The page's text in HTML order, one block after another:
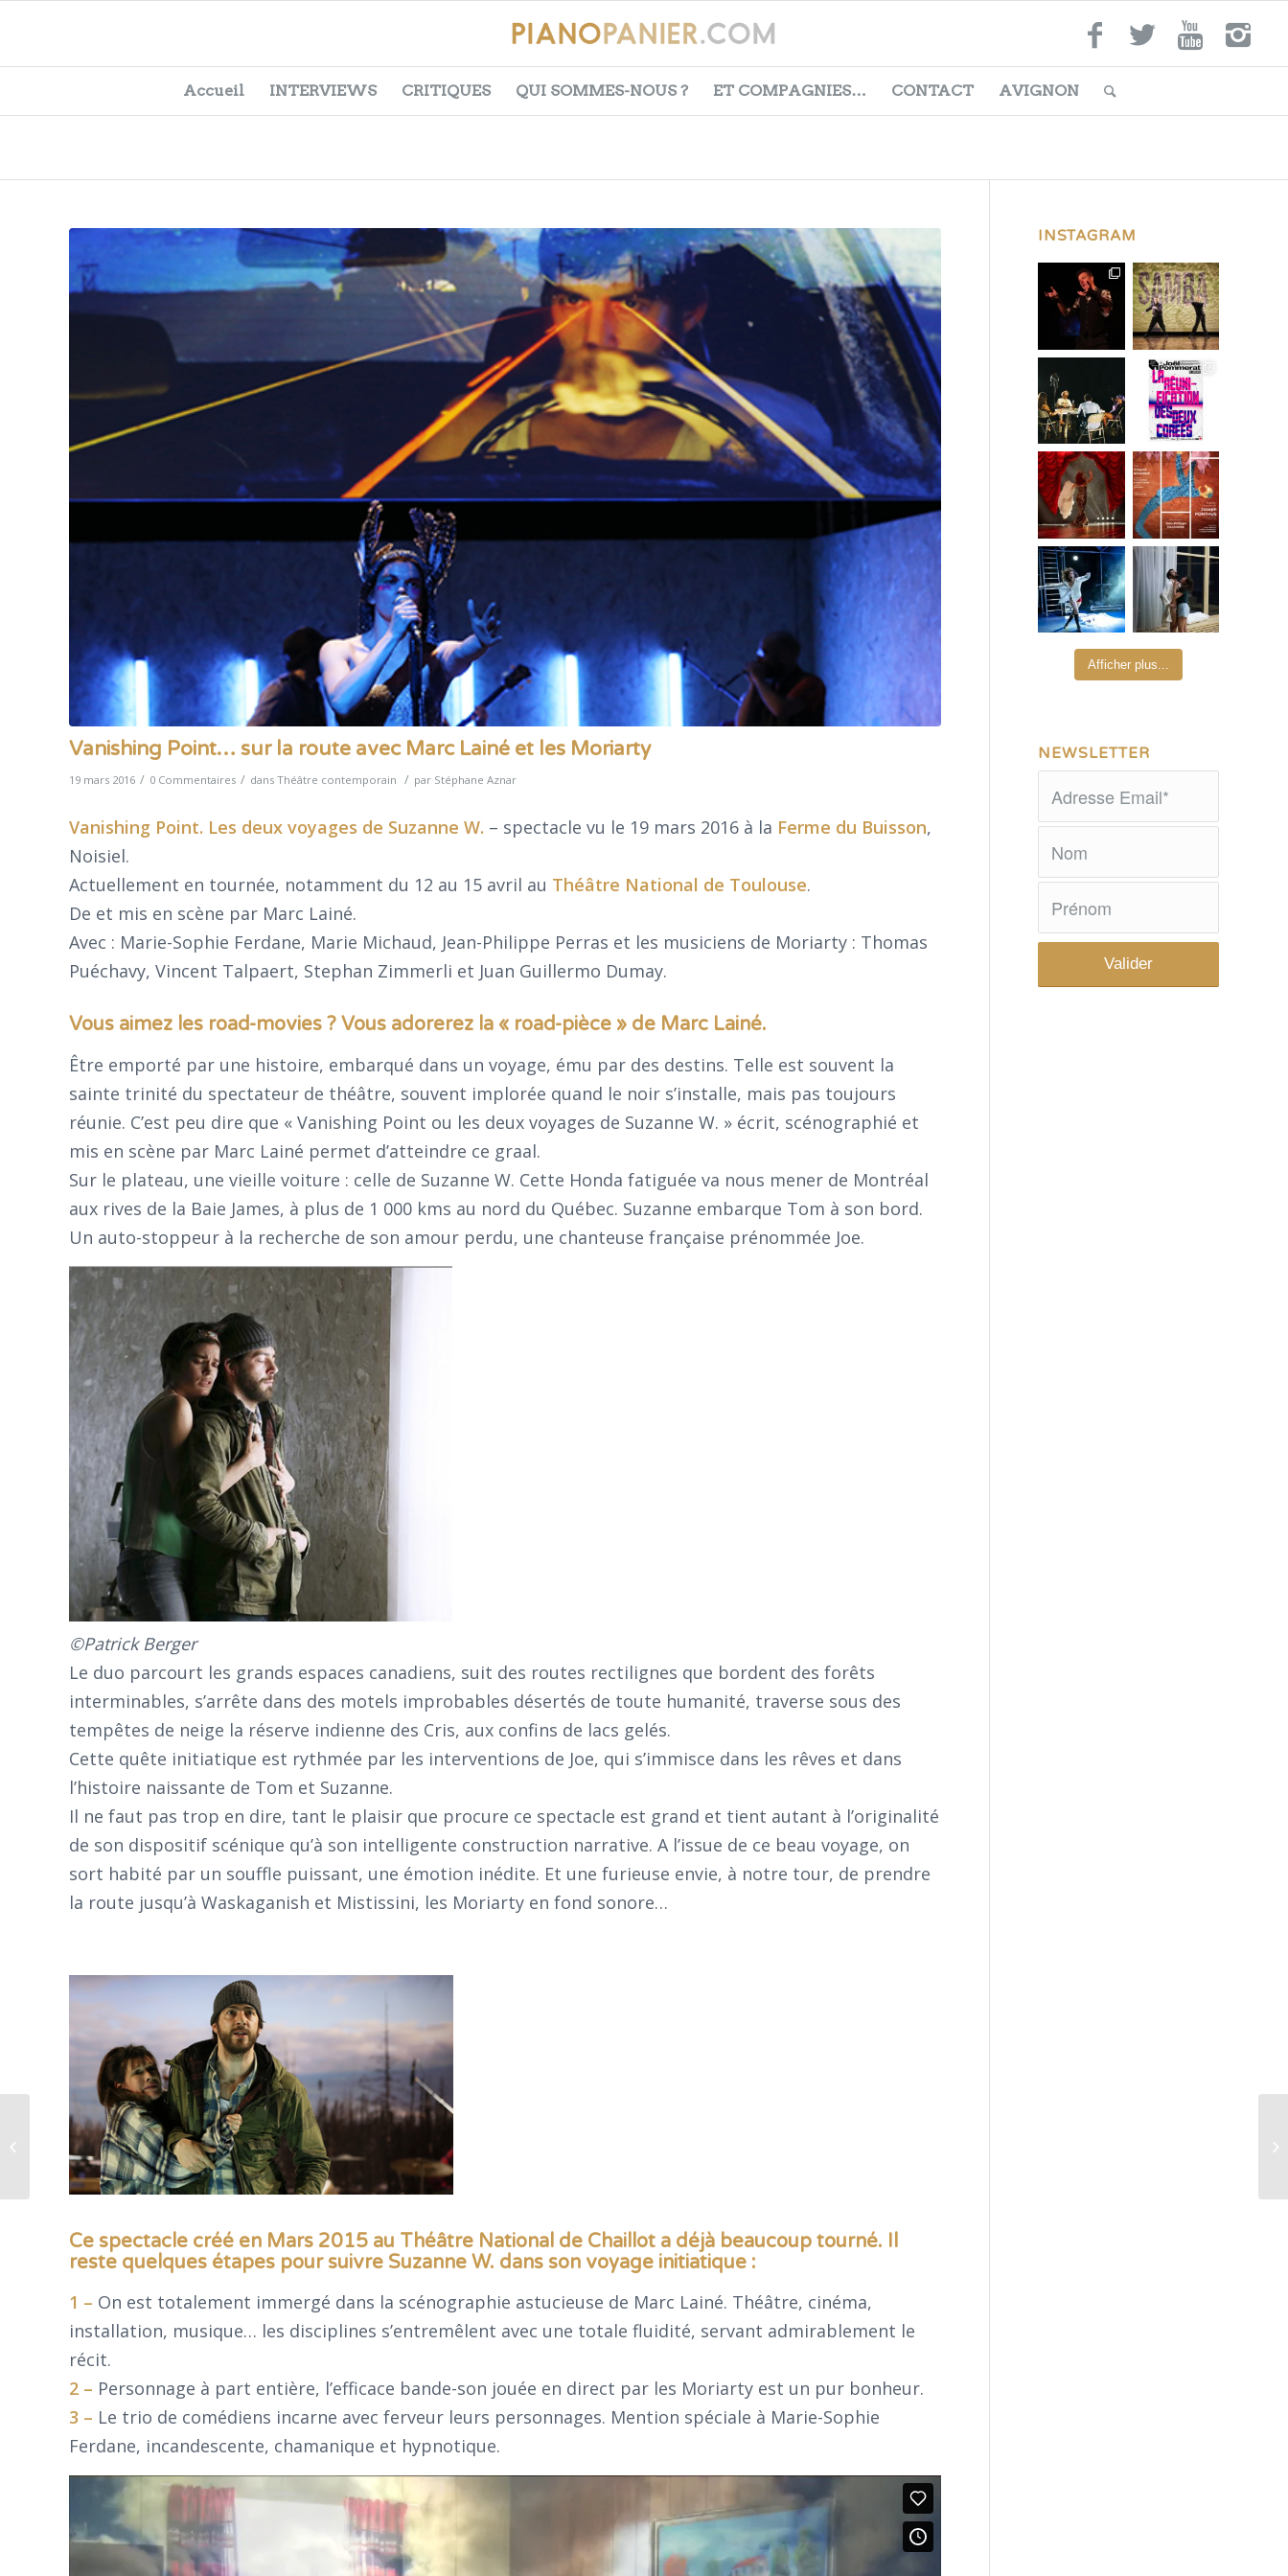
Accueil INTERVIEWS CRITIQUES QUI SOMMES-NOUS ? ET COMPAGNIES… CONTACT AVIGNON
Vanishing Point… sur la route avec Marc Lainé et les Moriarty
19 mars 2016 / 0 Commentaires / dans Théâtre contemporain / par Stéphane Aznar
Vanishing Point. Les deux voyages de Suzanne W. – spectacle vu le 19 mars 2016 à la Ferme du Buisson,
Noisiel.
Actuellement en tournée, notamment du 12 au 15 avril au Théâtre National de Toulouse.
De et mis en scène par Marc Lainé.
Avec : Marie-Sophie Ferdane, Marie Michaud, Jean-Philippe Perras et les musiciens de Moriarty : Thomas
Puéchavy, Vincent Talpaert, Stephan Zimmerli et Juan Guillermo Dumay.
Vous aimez les road-movies ? Vous adorerez la « road-pièce » de Marc Lainé.
Être emporté par une histoire, embarqué dans un voyage, ému par des destins. Telle est souvent la
sainte trinité du spectateur de théâtre, souvent implorée quand le noir s’installe, mais pas toujours
réunie. C’est peu dire que « Vanishing Point ou les deux voyages de Suzanne W. » écrit, scénographié et
mis en scène par Marc Lainé permet d’atteindre ce graal.
Sur le plateau, une vieille voiture : celle de Suzanne W. Cette Honda fatiguée va nous mener de Montréal
aux rives de la Baie James, à plus de 1 000 kms au nord du Québec. Suzanne embarque Tom à son bord.
Un auto-stoppeur à la recherche de son amour perdu, une chanteuse française prénommée Joe.
©Patrick Berger
Le duo parcourt les grands espaces canadiens, suit des routes rectilignes que bordent des forêts
interminables, s’arrête dans des motels improbables désertés de toute humanité, traverse sous des
tempêtes de neige la réserve indienne des Cris, aux confins de lacs gelés.
Cette quête initiatique est rythmée par les interventions de Joe, qui s’immisce dans les rêves et dans
l’histoire naissante de Tom et Suzanne.
Il ne faut pas trop en dire, tant le plaisir que procure ce spectacle est grand et tient autant à l’originalité
de son dispositif scénique qu’à son intelligente construction narrative. A l’issue de ce beau voyage, on
sort habité par un souffle puissant, une émotion inédite. Et une furieuse envie, à notre tour, de prendre
la route jusqu’à Waskaganish et Mistissini, les Moriarty en fond sonore…
Ce spectacle créé en Mars 2015 au Théâtre National de Chaillot a déjà beaucoup tourné. Il
reste quelques étapes pour suivre Suzanne W. dans son voyage initiatique :
1 – On est totalement immergé dans la scénographie astucieuse de Marc Lainé. Théâtre, cinéma,
installation, musique… les disciplines s’entremêlent avec une totale fluidité, servant admirablement le
récit.
2 – Personnage à part entière, l’efficace bande-son jouée en direct par les Moriarty est un pur bonheur.
3 – Le trio de comédiens incarne avec ferveur leurs personnages. Mention spéciale à Marie-Sophie
Ferdane, incandescente, chamanique et hypnotique.
INSTAGRAM
Afficher plus...
NEWSLETTER
Notre crâne comme
accessoire, une vraie
pièce de troupe